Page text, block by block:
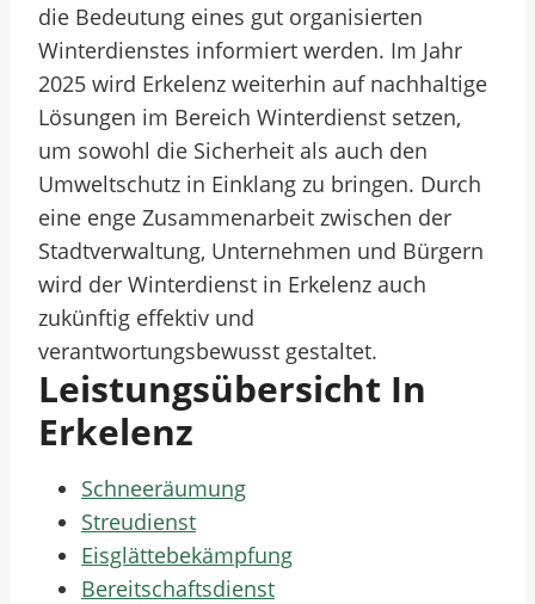
die Bedeutung eines gut organisierten
Winterdienstes informiert werden. Im Jahr
2025 wird Erkelenz weiterhin auf nachhaltige
Lösungen im Bereich Winterdienst setzen,
um sowohl die Sicherheit als auch den
Umweltschutz in Einklang zu bringen. Durch
eine enge Zusammenarbeit zwischen der
Stadtverwaltung, Unternehmen und Bürgern
wird der Winterdienst in Erkelenz auch
zukünftig effektiv und
verantwortungsbewusst gestaltet.
Leistungsübersicht In
Erkelenz
Schneeräumung
Streudienst
Eisglättebekämpfung
Bereitschaftsdienst